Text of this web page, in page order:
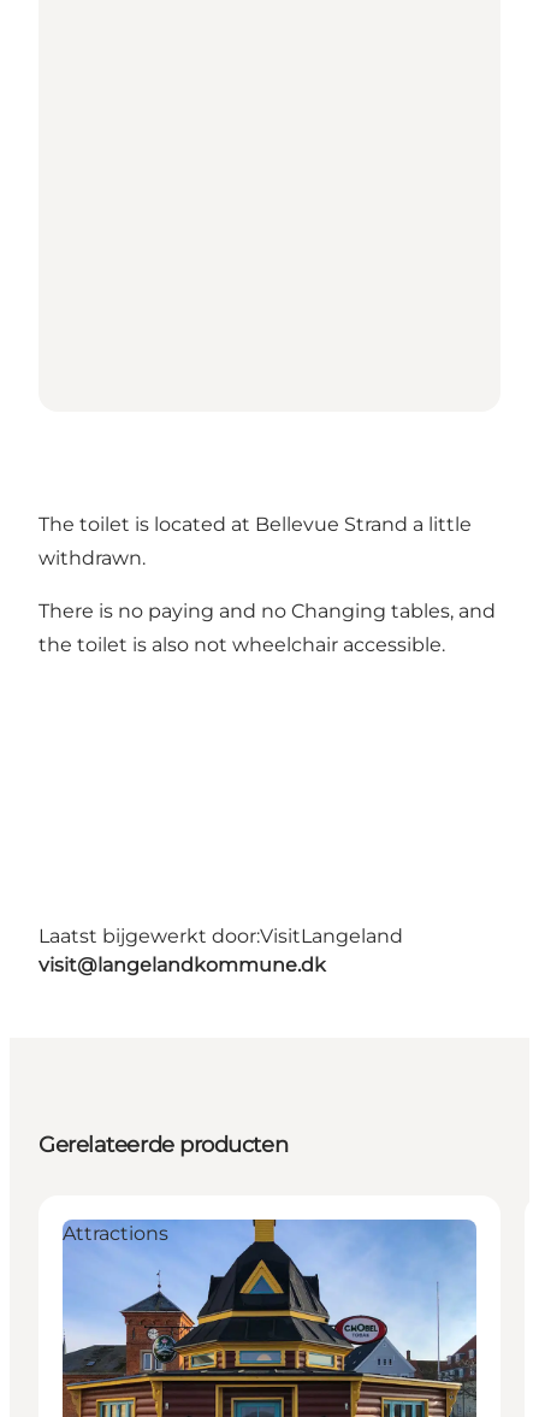
The toilet is located at Bellevue Strand a little
withdrawn.
There is no paying and no Changing tables, and
the toilet is also not wheelchair accessible.
Laatst bijgewerkt door:VisitLangeland
visit@langelandkommune.dk
Gerelateerde producten
Attractions